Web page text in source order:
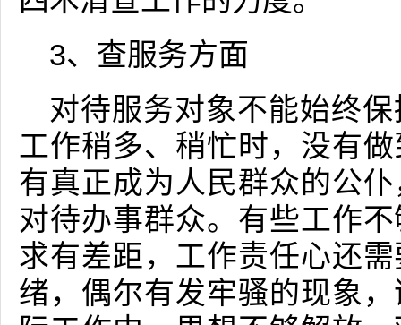
3、查服务方面
对待服务对象不能始终
工作稍多、稍忙时，没有
有真正成为人民群众的公
对待办事群众。有些工作
求有差距，工作责任心还
绪，偶尔有发牢骚的现象